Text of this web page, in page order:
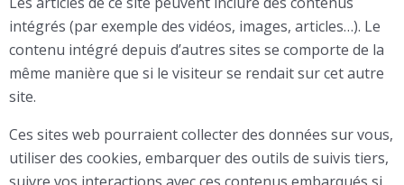
intégrés (par exemple des vidéos, images, articles…). Le
contenu intégré depuis d’autres sites se comporte de la
même manière que si le visiteur se rendait sur cet autre
site.
Ces sites web pourraient collecter des données sur vous,
utiliser des cookies, embarquer des outils de suivis tiers,